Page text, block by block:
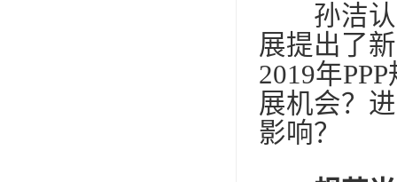
孙洁认
展提出了
2019年PPP
展机会？
影响？